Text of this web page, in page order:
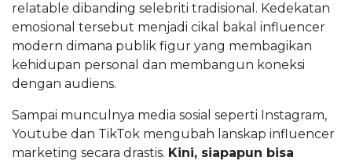
relatable dibanding selebriti tradisional. Kedekatan
emosional tersebut menjadi cikal bakal influencer
modern dimana publik figur yang membagikan
kehidupan personal dan membangun koneksi
dengan audiens.
Sampai munculnya media sosial seperti Instagram,
Youtube dan TikTok mengubah lanskap influencer
marketing secara drastis. Kini, siapapun bisa